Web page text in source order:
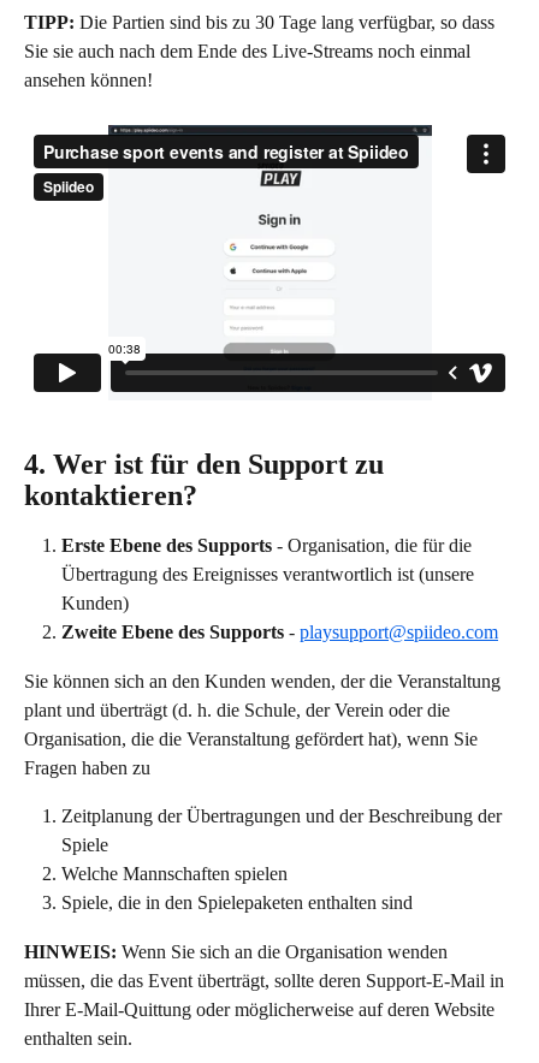
TIPP: Die Partien sind bis zu 30 Tage lang verfügbar, so dass
Sie sie auch nach dem Ende des Live-Streams noch einmal
ansehen können!
4. Wer ist für den Support zu
kontaktieren?
Erste Ebene des Supports - Organisation, die für die
Übertragung des Ereignisses verantwortlich ist (unsere
Kunden)
Zweite Ebene des Supports - playsupport@spiideo.com
Sie können sich an den Kunden wenden, der die Veranstaltung
plant und überträgt (d. h. die Schule, der Verein oder die
Organisation, die die Veranstaltung gefördert hat), wenn Sie
Fragen haben zu
Zeitplanung der Übertragungen und der Beschreibung der
Spiele
Welche Mannschaften spielen
Spiele, die in den Spielepaketen enthalten sind
HINWEIS: Wenn Sie sich an die Organisation wenden
müssen, die das Event überträgt, sollte deren Support-E-Mail in
Ihrer E-Mail-Quittung oder möglicherweise auf deren Website
enthalten sein.